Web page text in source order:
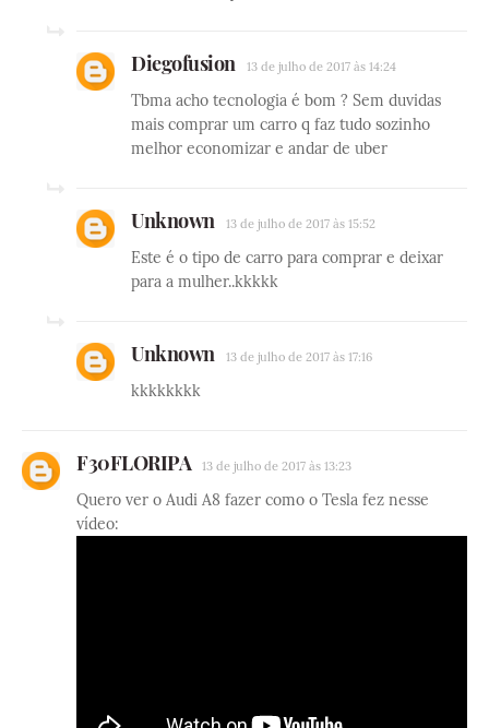
Diegofusion 13 de julho de 2017 às 14:24
Tbma acho tecnologia é bom ? Sem duvidas
mais comprar um carro q faz tudo sozinho
melhor economizar e andar de uber
Unknown 13 de julho de 2017 às 15:52
Este é o tipo de carro para comprar e deixar
para a mulher..kkkkk
Unknown 13 de julho de 2017 às 17:16
kkkkkkkk
F30FLORIPA 13 de julho de 2017 às 13:23
Quero ver o Audi A8 fazer como o Tesla fez nesse
vídeo: